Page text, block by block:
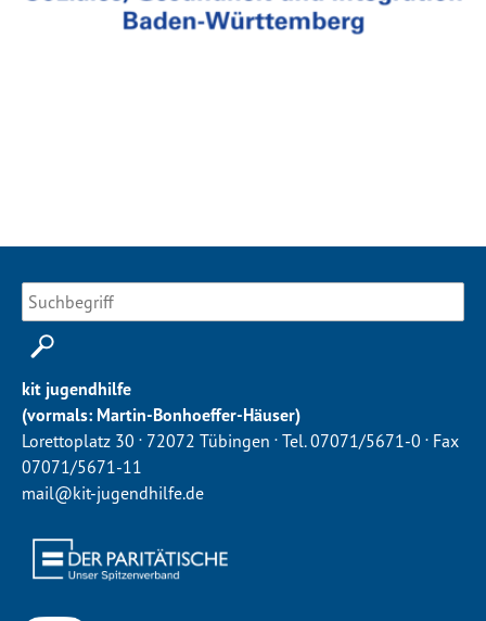
kit jugendhilfe
(vormals: Martin-Bonhoeffer-Häuser)
Lorettoplatz 30 . 72072 Tübingen . Tel. 07071/5671-0 . Fax
07071/5671-11
mail@kit-jugendhilfe.de